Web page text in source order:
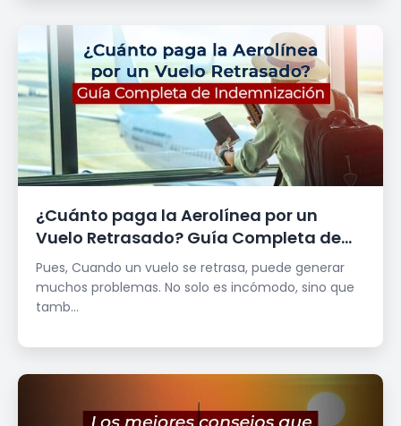
¿Cuánto paga la Aerolínea por un
Vuelo Retrasado? Guía Completa de
Indemnización
Pues, Cuando un vuelo se retrasa, puede generar
muchos problemas. No solo es incómodo, sino que
tamb...